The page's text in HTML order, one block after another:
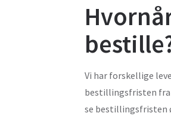
Vi har forskellige
bestillingsfristen fra
se bestillingsfristen